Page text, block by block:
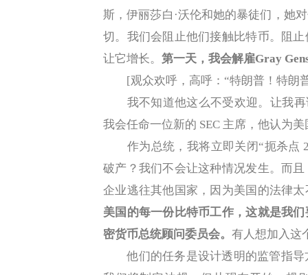
斯，伊丽莎白·沃伦和她的暴徒们，她
切。我们会阻止他们接触比特币。阻
让它增长。 第一天，我会解雇Gray
[观众欢呼，高呼：“特朗普！特朗
我不知道他这么不受欢迎。让我再
我会任命一位新的 SEC 主席，他认为
作为总统，我将立即关闭“扼杀点
破产？我们不会让这种情况发生。而
企业逃往其他国家，因为美国的法律
美国的每一份比特币工作，这就是我
密货币总统顾问委员会。 有人想加入
他们的任务是设计透明的监管指导